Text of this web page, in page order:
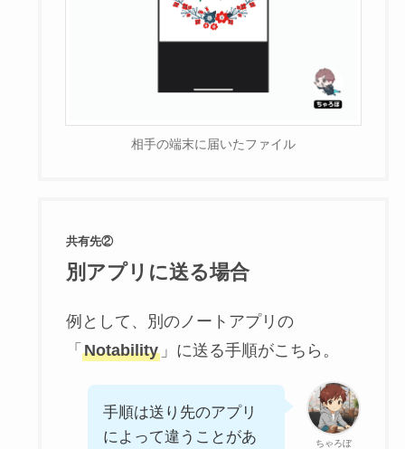
相手の端末に届いたファイル
共有先②
別アプリに送る場合
例として、別のノートアプリの
「 Notability」に送る手順がこちら。
ちゃろぼ
手順は送り先のアプリ
によって違うことがあ